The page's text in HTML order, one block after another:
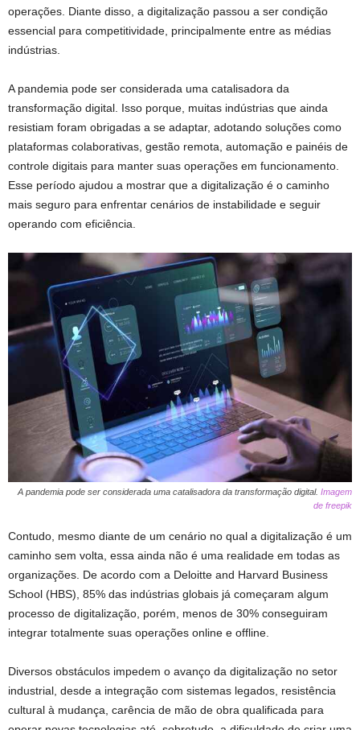
operações. Diante disso, a digitalização passou a ser condição
essencial para competitividade, principalmente entre as médias
indústrias.
A pandemia pode ser considerada uma catalisadora da
transformação digital. Isso porque, muitas indústrias que ainda
resistiam foram obrigadas a se adaptar, adotando soluções como
plataformas colaborativas, gestão remota, automação e painéis de
controle digitais para manter suas operações em funcionamento.
Esse período ajudou a mostrar que a digitalização é o caminho
mais seguro para enfrentar cenários de instabilidade e seguir
operando com eficiência.
A pandemia pode ser considerada uma catalisadora da transformação digital. Imagem
de freepik
Contudo, mesmo diante de um cenário no qual a digitalização é um
caminho sem volta, essa ainda não é uma realidade em todas as
organizações. De acordo com a Deloitte and Harvard Business
School (HBS), 85% das indústrias globais já começaram algum
processo de digitalização, porém, menos de 30% conseguiram
integrar totalmente suas operações online e offline.
Diversos obstáculos impedem o avanço da digitalização no setor
industrial, desde a integração com sistemas legados, resistência
cultural à mudança, carência de mão de obra qualificada para